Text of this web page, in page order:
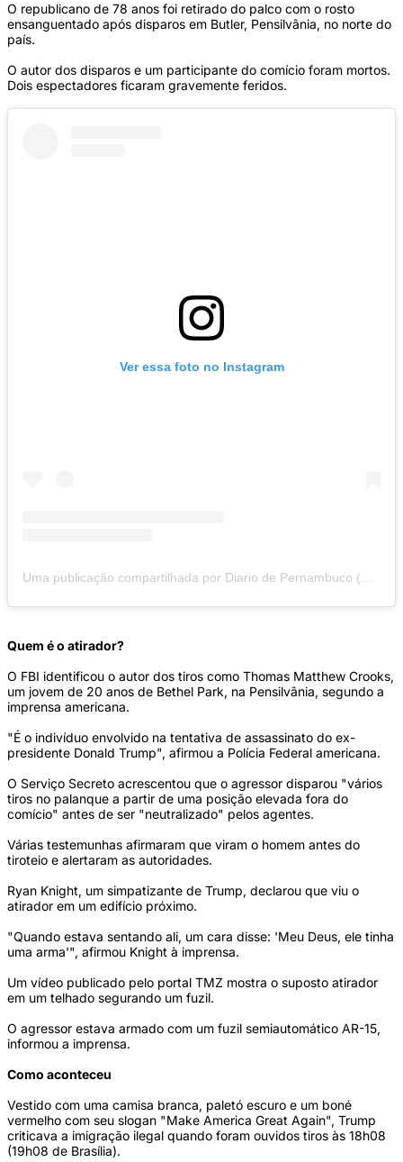
O republicano de 78 anos foi retirado do palco com o rosto
ensanguentado após disparos em Butler, Pensilvânia, no norte do
país.
O autor dos disparos e um participante do comício foram mortos.
Dois espectadores ficaram gravemente feridos.
Ver essa foto no Instagram
Uma publicação compartilhada por Diario de Pernambuco (@diariodepernambuco)
Quem é o atirador?
O FBI identificou o autor dos tiros como Thomas Matthew Crooks,
um jovem de 20 anos de Bethel Park, na Pensilvânia, segundo a
imprensa americana.
"É o indivíduo envolvido na tentativa de assassinato do ex-
presidente Donald Trump", afirmou a Polícia Federal americana.
O Serviço Secreto acrescentou que o agressor disparou "vários
tiros no palanque a partir de uma posição elevada fora do
comício" antes de ser "neutralizado" pelos agentes.
Várias testemunhas afirmaram que viram o homem antes do
tiroteio e alertaram as autoridades.
Ryan Knight, um simpatizante de Trump, declarou que viu o
atirador em um edifício próximo.
"Quando estava sentando ali, um cara disse: 'Meu Deus, ele tinha
uma arma'", afirmou Knight à imprensa.
Um vídeo publicado pelo portal TMZ mostra o suposto atirador
em um telhado segurando um fuzil.
O agressor estava armado com um fuzil semiautomático AR-15,
informou a imprensa.
Como aconteceu
Vestido com uma camisa branca, paletó escuro e um boné
vermelho com seu slogan "Make America Great Again", Trump
criticava a imigração ilegal quando foram ouvidos tiros às 18h08
(19h08 de Brasília).